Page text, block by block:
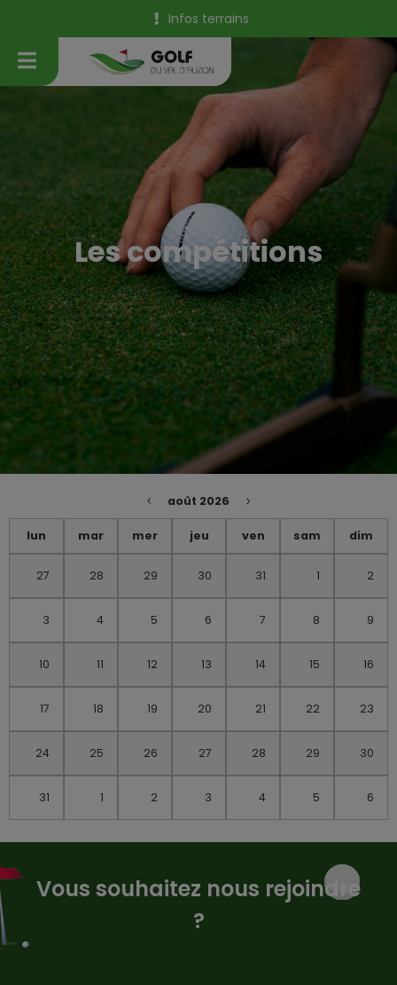
Infos terrains
Les compétitions
août 2026
lun mar mer jeu ven sam dim
27 28 29 30 31 1 2
3 4 5 6 7 8 9
10 11 12 13 14 15 16
17 18 19 20 21 22 23
24 25 26 27 28 29 30
31 1 2 3 4 5 6
Vous souhaitez nous rejoindre
?